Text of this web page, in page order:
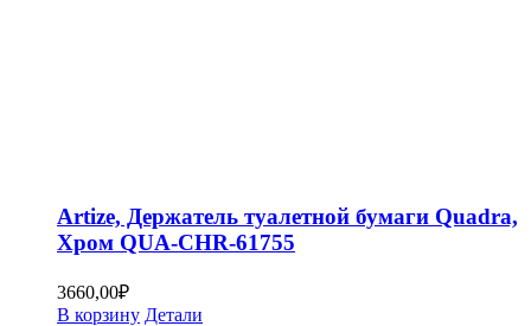
Artize, Держатель туалетной бумаги Quadra,
Хром QUA-CHR-61755
3660,00₽
В корзину Детали